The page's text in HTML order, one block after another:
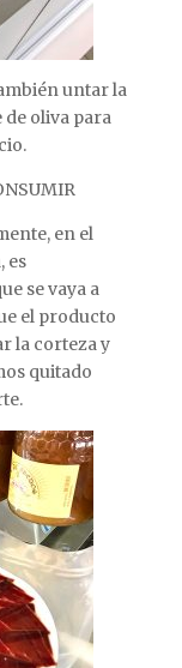
untar la
oliva para
en el
es
se vaya a
el producto
la corteza y
quitado